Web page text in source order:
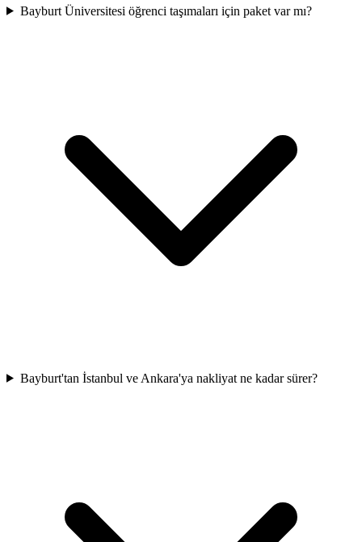
Bayburt Üniversitesi öğrenci taşımaları için paket var mı?
Bayburt'tan İstanbul ve Ankara'ya nakliyat ne kadar sürer?